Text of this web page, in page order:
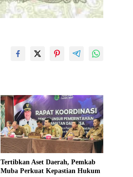
Tertibkan Aset Daerah, Pemkab
Muba Perkuat Kepastian Hukum